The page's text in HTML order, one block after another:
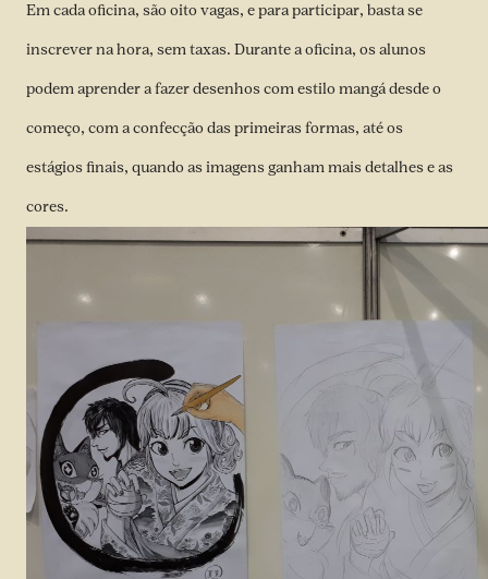
Em cada oficina, são oito vagas, e para participar, basta se
inscrever na hora, sem taxas. Durante a oficina, os alunos
podem aprender a fazer desenhos com estilo mangá desde o
começo, com a confecção das primeiras formas, até os
estágios finais, quando as imagens ganham mais detalhes e as
cores.